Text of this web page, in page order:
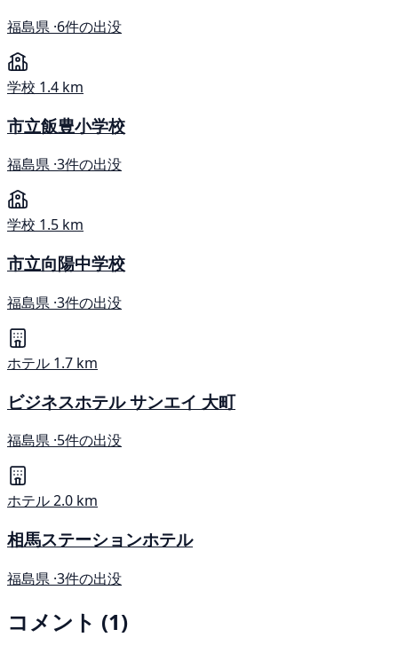
福島県 ·6件の出没
学校 1.4 km
市立飯豊小学校
福島県 ·3件の出没
学校 1.5 km
市立向陽中学校
福島県 ·3件の出没
ホテル 1.7 km
ビジネスホテル サンエイ 大町
福島県 ·5件の出没
ホテル2.0 km
相馬ステーションホテル
福島県 ·3件の出没
コメント (1)